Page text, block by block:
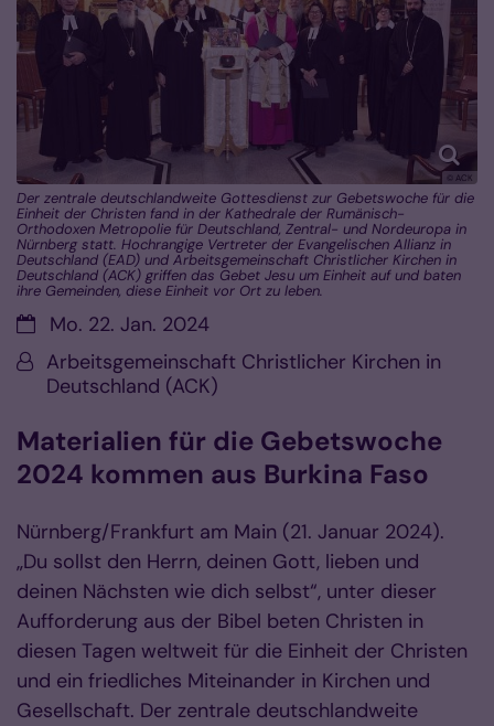
© ACK
Der zentrale deutschlandweite Gottesdienst zur Gebetswoche für die
Einheit der Christen fand in der Kathedrale der Rumänisch-
Orthodoxen Metropolie für Deutschland, Zentral- und Nordeuropa in
Nürnberg statt. Hochrangige Vertreter der Evangelischen Allianz in
Deutschland (EAD) und Arbeitsgemeinschaft Christlicher Kirchen in
Deutschland (ACK) griffen das Gebet Jesu um Einheit auf und baten
ihre Gemeinden, diese Einheit vor Ort zu leben.
Datum:Mo. 22. Jan. 2024
Von:Arbeitsgemeinschaft Christlicher Kirchen in
Deutschland (ACK)
Materialien für die Gebetswoche
2024 kommen aus Burkina Faso
Nürnberg/Frankfurt am Main (21. Januar 2024).
„Du sollst den Herrn, deinen Gott, lieben und
deinen Nächsten wie dich selbst“, unter dieser
Aufforderung aus der Bibel beten Christen in
diesen Tagen weltweit für die Einheit der Christen
und ein friedliches Miteinander in Kirchen und
Gesellschaft. Der zentrale deutschlandweite